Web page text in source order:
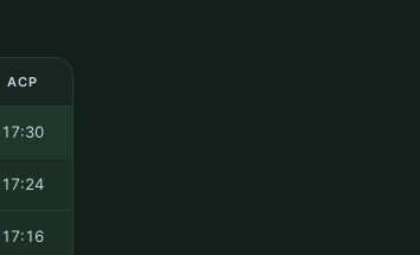
АСР
17:30
17:24
17:16